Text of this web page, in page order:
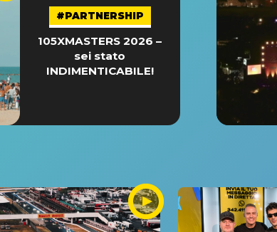
#PARTNERSHIP
105XMASTERS 2026 –
sei stato
INDIMENTICABILE!